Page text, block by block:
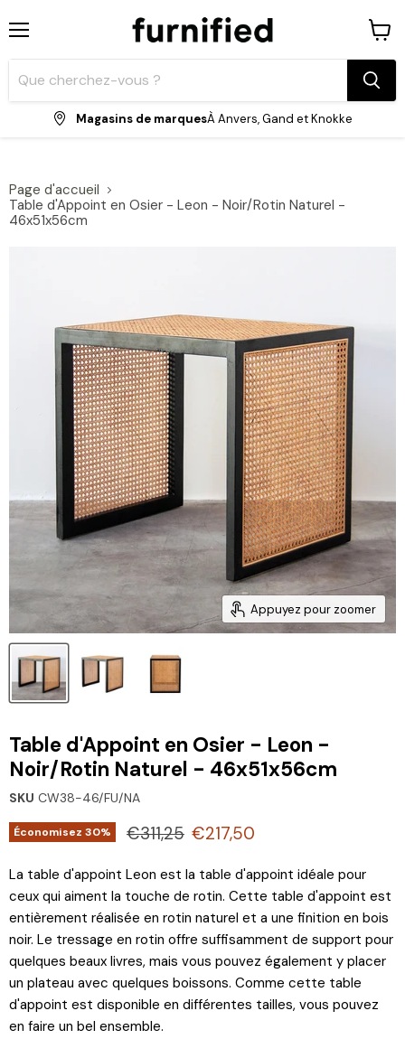
Magasins de marquesÀ Anvers, Gand et Knokke
le
panier
Page d'accueil
Table d'Appoint en Osier - Leon - Noir/Rotin Naturel -
46x51x56cm
Appuyez pour zoomer
Table d'Appoint en Osier - Leon -
Noir/Rotin Naturel - 46x51x56cm
SKU CW38-46/FU/NA
Économisez 30% Prix d'origine
€311,25 Prix actuel
€217,50
La table d'appoint Leon est la table d'appoint idéale pour
ceux qui aiment la touche de rotin. Cette table d'appoint est
entièrement réalisée en rotin naturel et a une finition en bois
noir. Le tressage en rotin offre suffisamment de support pour
quelques beaux livres, mais vous pouvez également y placer
un plateau avec quelques boissons. Comme cette table
d'appoint est disponible en différentes tailles, vous pouvez
en faire un bel ensemble.